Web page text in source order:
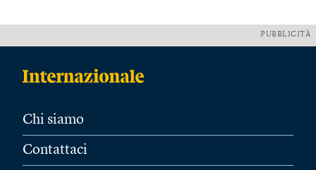
PUBBLICITÀ
Chi siamo
Contattaci